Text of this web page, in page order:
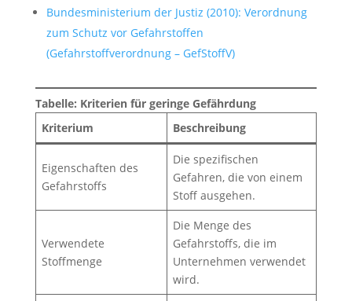
Bundesministerium der Justiz (2010): Verordnung
zum Schutz vor Gefahrstoffen
(Gefahrstoffverordnung – GefStoffV)
Tabelle: Kriterien für geringe Gefährdung
Kriterium
Beschreibung
Eigenschaften des
Gefahrstoffs
Die spezifischen
Gefahren, die von einem
Stoff ausgehen.
Verwendete
Stoffmenge
Die Menge des
Gefahrstoffs, die im
Unternehmen verwendet
wird.